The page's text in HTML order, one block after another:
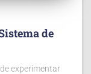
de
experimentar